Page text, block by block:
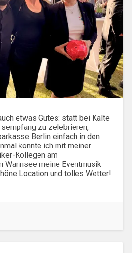
etwas Gutes: statt bei Kälte
zu zelebrieren,
Berlin einfach in den
konnte ich mit meiner
Kollegen am
Wannsee meine Eventmusik
Location und tolles Wetter!